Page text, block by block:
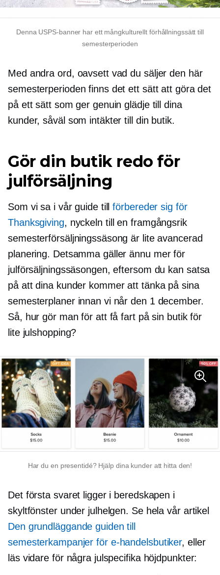
Denna USPS-banner har ett mångkulturellt förhållningssätt till
semesterperioden
Med andra ord, oavsett vad du säljer den här
semesterperioden finns det ett sätt att göra det
på ett sätt som ger genuin glädje till dina
kunder, såväl som intäkter till din butik.
Gör din butik redo för
julförsäljning
Som vi sa i vår guide tillförbereder sig för
Thanksgiving, nyckeln till en framgångsrik
semesterförsäljningssäsong är lite avancerad
planering. Detsamma gäller ännu mer för
julförsäljningssäsongen, eftersom du kan satsa
på att dina kunder kommer att tänka på sina
semesterplaner innan vi når den 1 december.
Så, hur gör man för att få fart på sin butik för
lite julshopping?
Har du en presentidé? Hjälp dina kunder att hitta den!
Det första svaret ligger i beredskapen i
skyltfönster under julhelgen. Se hela vår artikel
Den grundläggande guiden till
semesterkampanjer för e-handelsbutiker, eller
läs vidare för några julspecifika höjdpunkter: